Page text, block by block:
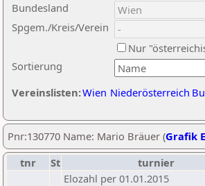
Sortierung
Bundesland
Spgem./Kreis/Verein
Nur
Vereinslisten:Wien Niederösterreich
Pnr:130770 Name: Mario Bräuer (Grafik
tnr
St turnier
Elozahl per 01.01.2015